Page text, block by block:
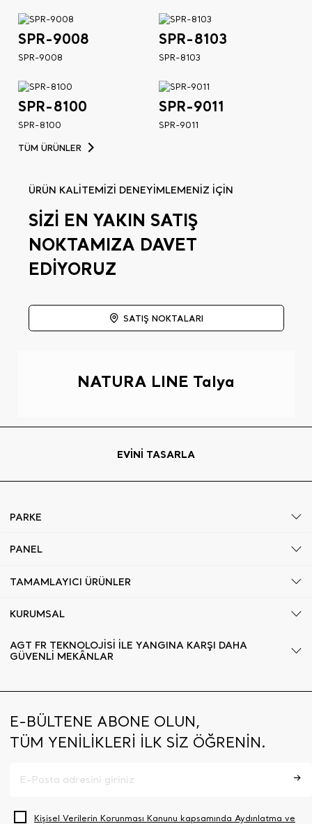
SPR-9008
SPR-9008
SPR-8103
SPR-8103
SPR-8100
SPR-8100
SPR-9011
SPR-9011
TÜM ÜRÜNLER
ÜRÜN KALİTEMİZİ DENEYİMLEMENİZ İÇİN
SİZİ EN YAKIN SATIŞ
NOKTAMIZA DAVET
EDİYORUZ
SATIŞ NOKTALARI
NATURA LINE Talya
EVİNİ TASARLA
PARKE
PANEL
TAMAMLAYICI ÜRÜNLER
KURUMSAL
AGT FR TEKNOLOJİSİ İLE YANGINA KARŞI DAHA
GÜVENLİ MEKÂNLAR
E-BÜLTENE ABONE OLUN,
TÜM YENİLİKLERİ İLK SİZ ÖĞRENİN.
Kişisel Verilerin Korunması Kanunu kapsamında Aydınlatma ve